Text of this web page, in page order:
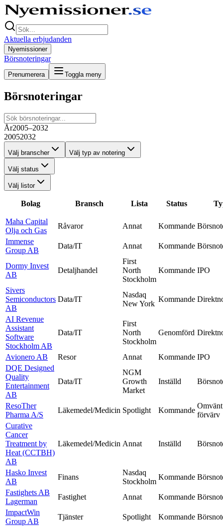
Aktuella erbjudanden
Nyemissioner
Börsnoteringar
Prenumerera Toggla meny
Börsnoteringar
År2005–2032
20052032
Välj branscher Välj typ av notering
Välj status
Välj listor
Bolag Bransch Lista Status
Maha Capital
Olja och Gas
Råvaror Annat Kommande
Immense
Group AB
Data/IT Annat Kommande
Dormy Invest
AB
Detaljhandel
First
North
Stockholm
Kommande IPO
Sivers
Semiconductors
AB
Data/IT
Nasdaq
New York
Kommande
AI Revenue
Assistant
Software
Stockholm AB
Data/IT
First
North
Stockholm
Genomförd
Avionero AB Resor Annat Kommande IPO
DQE Designed
Quality
Entertainment
AB
Data/IT
NGM
Growth
Market
Inställd
ResoTher
Pharma A/S
Läkemedel/Medicin Spotlight Kommande
Omvänt
förvärv
Curative
Cancer
Treatment by
Heat (CCTBH)
AB
Läkemedel/Medicin Annat Inställd
Hasko Invest
AB
Finans
Nasdaq
Stockholm
Kommande
Fastighets AB
Lagerman
Fastighet Annat Kommande
ImpactWin
Group AB
Tjänster Spotlight Kommande